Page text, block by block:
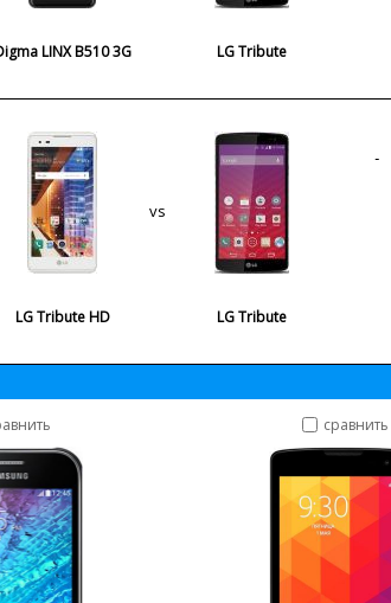
LINX B510 3G LG Tribute
LG Tribute HD
vs
LG Tribute
сравнить